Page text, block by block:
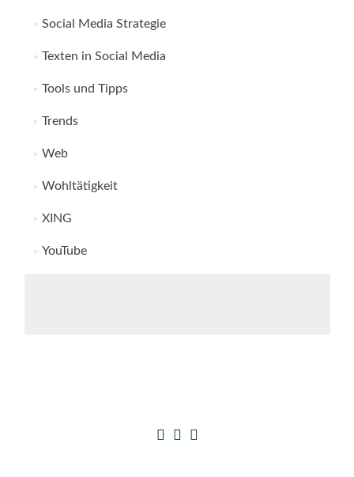
Social Media Strategie
Texten in Social Media
Tools und Tipps
Trends
Web
Wohltätigkeit
XING
YouTube